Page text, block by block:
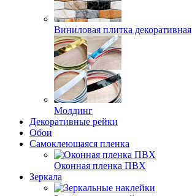
Виниловая плитка декоративная
Молдинг
Декоративные рейки
Обои
Самоклеющаяся пленка
Оконная пленка ПВХ
Зеркала